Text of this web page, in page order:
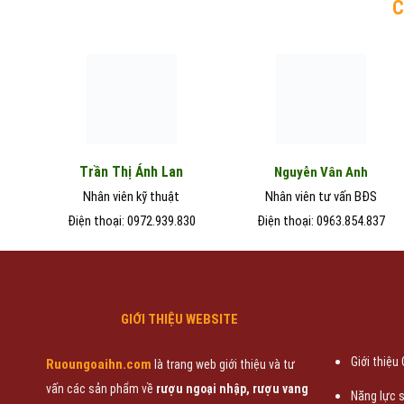
Trần Thị Ánh Lan
Nhân viên kỹ thuật
Điện thoại: 0972.939.830
Nguyễn Vân Anh
Nhân viên tư vấn BĐS
Điện thoại: 0963.854.837
GIỚI THIỆU WEBSITE
Ruoungoaihn.com là trang web giới thiệu và tư
vấn các sản phẩm về rượu ngoại nhập, rượu vang
Giới thiệu
Năng lực